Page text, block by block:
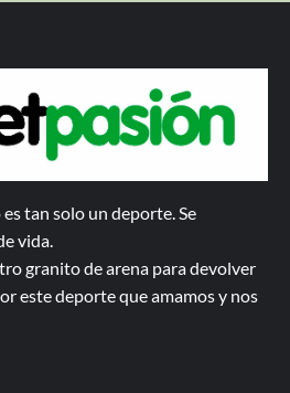
tan solo un deporte. Se
vida.
granito de arena para devolver
este deporte que amamos y nos